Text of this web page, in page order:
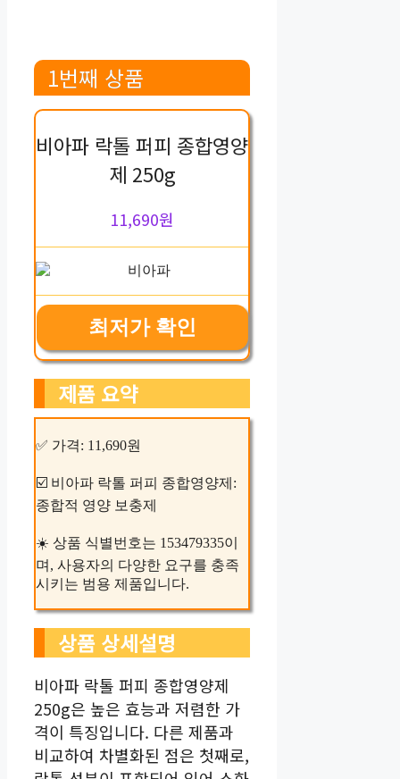
1번째 상품
비아파 락톨 퍼피 종합영양
제 250g
11,690원
최저가 확인
제품 요약
✅ 가격: 11,690원
☑️ 비아파 락톨 퍼피 종합영양제:
종합적 영양 보충제
☀️ 상품 식별번호는 153479335이
며, 사용자의 다양한 요구를 충족
시키는 범용 제품입니다.
상품 상세설명
비아파 락톨 퍼피 종합영양제
250g은 높은 효능과 저렴한 가
격이 특징입니다. 다른 제품과
비교하여 차별화된 점은 첫째로,